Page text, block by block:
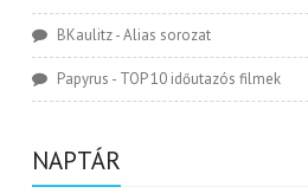
BKaulitz-Alias sorozat
Papyrus - TOP 10 időutazós filmek
NAPTÁR